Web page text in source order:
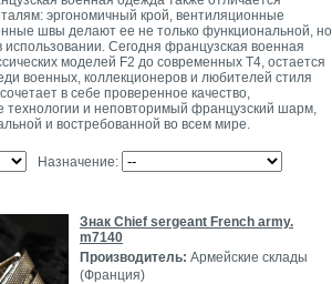
эргономичный крой, вентиляционные
швы делают ее не только функциональной, но
Сегодня французская военная
моделей F2 до современных T4, остается
военных, коллекционеров и любителей стиля
в себе проверенное качество,
технологии и неповторимый французский шарм,
и востребованной во всем мире.
Назначение:
Знак Chief sergeant French army.
m7140
Производитель: Армейские склады
(Франция)